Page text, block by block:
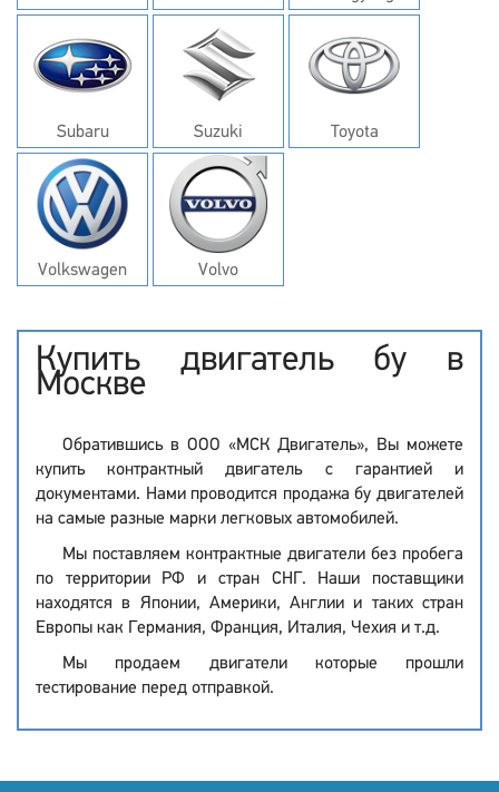
Subaru Suzuki Toyota
Volkswagen Volvo
Купить двигатель бу в
Москве
Обратившись в ООО «МСК Двигатель», Вы можете
купить контрактный двигатель с гарантией и
документами. Нами проводится продажа бу двигателей
на самые разные марки легковых автомобилей.
Мы поставляем контрактные двигатели без пробега
по территории РФ и стран СНГ. Наши поставщики
находятся в Японии, Америки, Англии и таких стран
Европы как Германия, Франция, Италия, Чехия и т.д.
Мы продаем двигатели которые прошли
тестирование перед отправкой.